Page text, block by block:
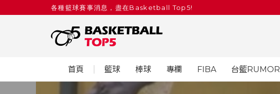
各種籃球賽事消息，盡在Basketball Top5!
首頁 籃球 棒球 專欄 FIBA 台籃RUMOR